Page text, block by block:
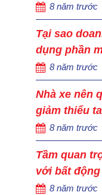
8 năm trước
Tại sao
dụng phần
8 năm trước
Nhà xe nên
giảm thiểu
8 năm trước
Tầm quan
với bất động
8 năm trước